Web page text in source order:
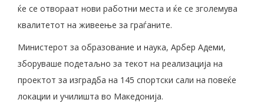
ќе се отвораат нови работни места и ќе се зголемува
квалитетот на живеење за граѓаните.
Министерот за образование и наука, Арбер Адеми,
зборуваше подетаљно за текот на реализација на
проектот за изградба на 145 спортски сали на повеќе
локации и училишта во Македонија.